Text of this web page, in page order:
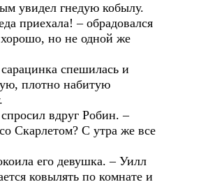
увидел гнедую кобылу.
приехала! – обрадовался
но не одной же
спешилась и
плотно набитую
вдруг Робин. –
Скарлетом? С утра же все
его девушка. – Уилл
ковылять по комнате и